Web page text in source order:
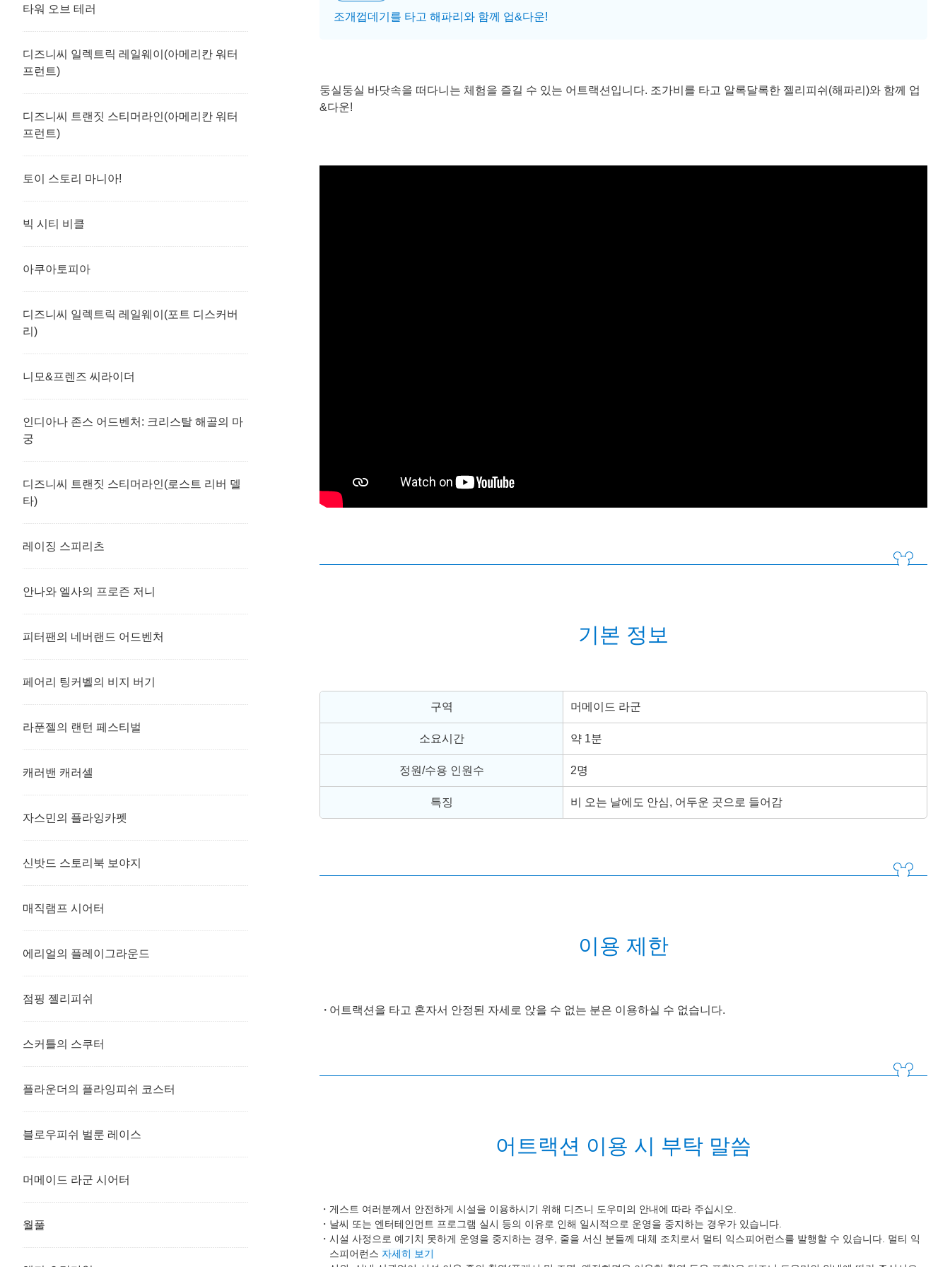
조개껍데기를 타고 해파리와 함께 업&다운!
둥실둥실 바닷속을 떠다니는 체험을 즐길 수 있는 어트랙션입니다. 조가비를 타고 알록달록한 젤리피쉬(해파리)와 함께 업
&다운!
기본 정보
구역 머메이드 라군
소요시간 약 1분
정원/수용 인원수 2명
특징 비 오는 날에도 안심, 어두운 곳으로 들어감
이용 제한
어트랙션을 타고 혼자서 안정된 자세로 앉을 수 없는 분은 이용하실 수 없습니다.
어트랙션 이용 시 부탁 말씀
게스트 여러분께서 안전하게 시설을 이용하시기 위해 디즈니 도우미의 안내에 따라 주십시오.
날씨 또는 엔터테인먼트 프로그램 실시 등의 이유로 인해 일시적으로 운영을 중지하는 경우가 있습니다.
시설 사정으로 예기치 못하게 운영을 중지하는 경우, 줄을 서신 분들께 대체 조치로서 멀티 익스피어런스를 발행할 수 있습니다. 멀티 익
스피어런스 자세히 보기
타워 오브 테러
디즈니씨 일렉트릭 레일웨이(아메리칸 워터
프런트)
디즈니씨 트랜짓 스티머라인(아메리칸 워터
프런트)
토이 스토리 마니아!
빅 시티 비클
아쿠아토피아
디즈니씨 일렉트릭 레일웨이(포트 디스커버
리)
니모&프렌즈 씨라이더
인디아나 존스 어드벤처: 크리스탈 해골의 마
궁
디즈니씨 트랜짓 스티머라인(로스트 리버 델
타)
레이징 스피리츠
안나와 엘사의 프로즌 저니
피터팬의 네버랜드 어드벤처
페어리 팅커벨의 비지 버기
라푼젤의 랜턴 페스티벌
캐러밴 캐러셀
자스민의 플라잉카펫
신밧드 스토리북 보야지
매직램프 시어터
에리얼의 플레이그라운드
점핑 젤리피쉬
스커틀의 스쿠터
플라운더의 플라잉피쉬 코스터
블로우피쉬 벌룬 레이스
머메이드 라군 시어터
월풀